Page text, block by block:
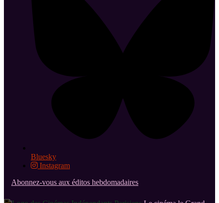
Bluesky
Instagram
Abonnez-vous aux éditos hebdomadaires